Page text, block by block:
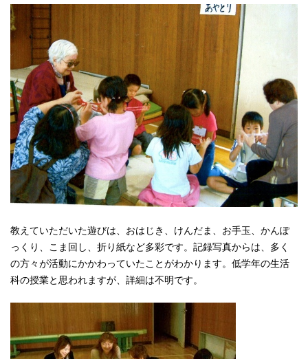
教えていただいた遊びは、おはじき、けんだま、お手玉、かんぽ
っくり、こま回し、折り紙など多彩です。記録写真からは、多く
の方々が活動にかかわっていたことがわかります。低学年の生活
科の授業と思われますが、詳細は不明です。